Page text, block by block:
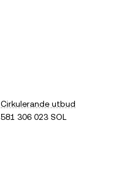
Cirkulerande utbud
581 306 023 SOL